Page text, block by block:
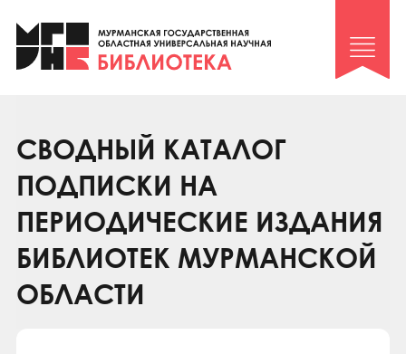
Клуб «Гиря и сельдерей»
Клуб «Семейный архив»
Коллегам
Контакты
СВОДНЫЙ КАТАЛОГ
ПОДПИСКИ НА
ПЕРИОДИЧЕСКИЕ ИЗДАНИЯ
БИБЛИОТЕК МУРМАНСКОЙ
ОБЛАСТИ